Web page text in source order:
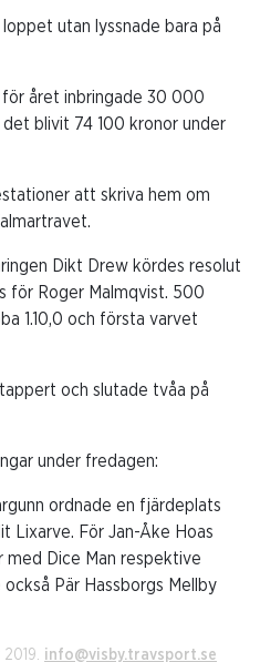
utan lyssnade bara på
året inbringade 30 000
blivit 74 100 kronor under
att skriva hem om
Dikt Drew kördes resolut
för Roger Malmqvist. 500
1.10,0 och första varvet
och slutade tvåa på
under fredagen:
ordnade en fjärdeplats
Lixarve. För Jan-Åke Hoas
Dice Man respektive
Pär Hassborgs Mellby
info@visby.travsport.se